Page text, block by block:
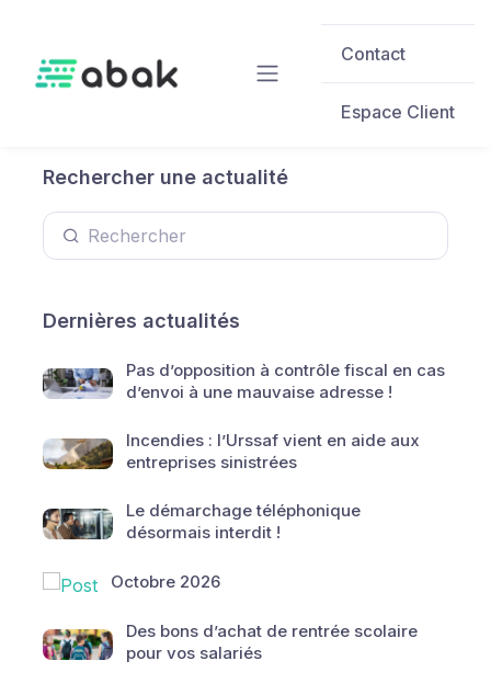
Contact
Espace Client
Rechercher une actualité
Dernières actualités
Pas d’opposition à contrôle fiscal en cas
d’envoi à une mauvaise adresse !
Incendies : l’Urssaf vient en aide aux
entreprises sinistrées
Le démarchage téléphonique
désormais interdit !
Octobre 2026
Des bons d’achat de rentrée scolaire
pour vos salariés